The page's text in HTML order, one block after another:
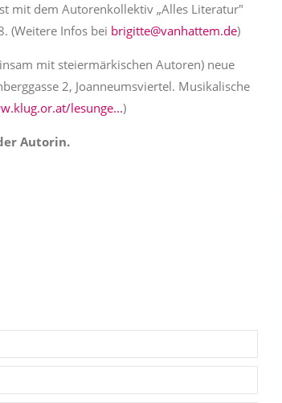
mit dem Autorenkollektiv „Alles Literatur"
(Weitere Infos bei brigitte@vanhattem.de)
mit steiermärkischen Autoren) neue
2, Joanneumsviertel. Musikalische
lesunge...)
Autorin.